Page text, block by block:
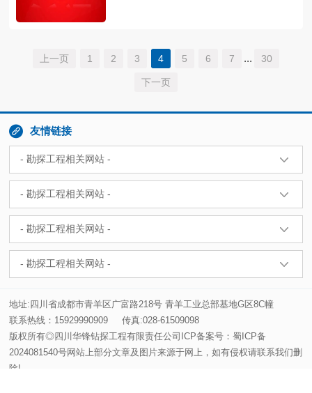
上一页 1 2 3 4 5 6 7 ... 30
下一页
 友情链接
地址:四川省成都市青羊区广富路218号 青羊工业总部基地G区8C幢
联系热线：15929990909
传真:028-61509098
版权所有◎四川华锋钻探工程有限责任公司ICP备案号：蜀ICP备
2024081540号网站上部分文章及图片来源于网上，如有侵权请联系我们删
除!